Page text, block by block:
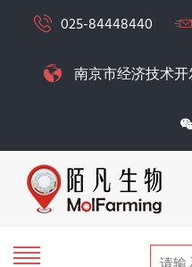
025-84448440
南京市经济技术